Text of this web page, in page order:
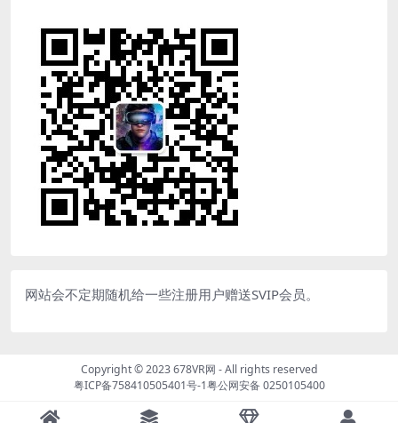
网站会不定期随机给一些注册用户赠送SVIP会员。
Copyright © 2023678VR网 - All rights reserved
粤ICP备758410505401号-1粤公网安备 0250105400